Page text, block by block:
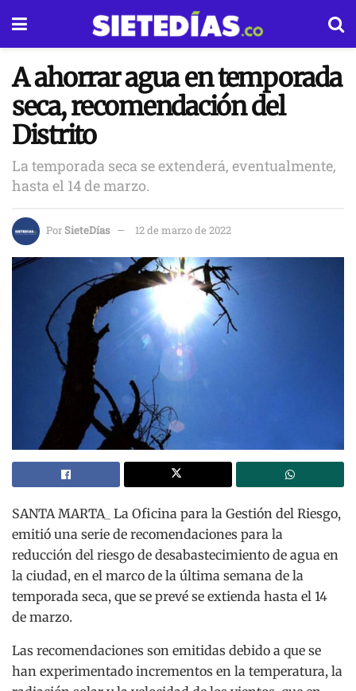
A ahorrar agua en temporada
seca, recomendación del
Distrito
La temporada seca se extenderá, eventualmente,
hasta el 14 de marzo.
PorSieteDías 12 de marzo de 2022
SANTA MARTA_ La Oficina para la Gestión del Riesgo,
emitió una serie de recomendaciones para la
reducción del riesgo de desabastecimiento de agua en
la ciudad, en el marco de la última semana de la
temporada seca, que se prevé se extienda hasta el 14
de marzo.
Las recomendaciones son emitidas debido a que se
han experimentado incrementos en la temperatura, la